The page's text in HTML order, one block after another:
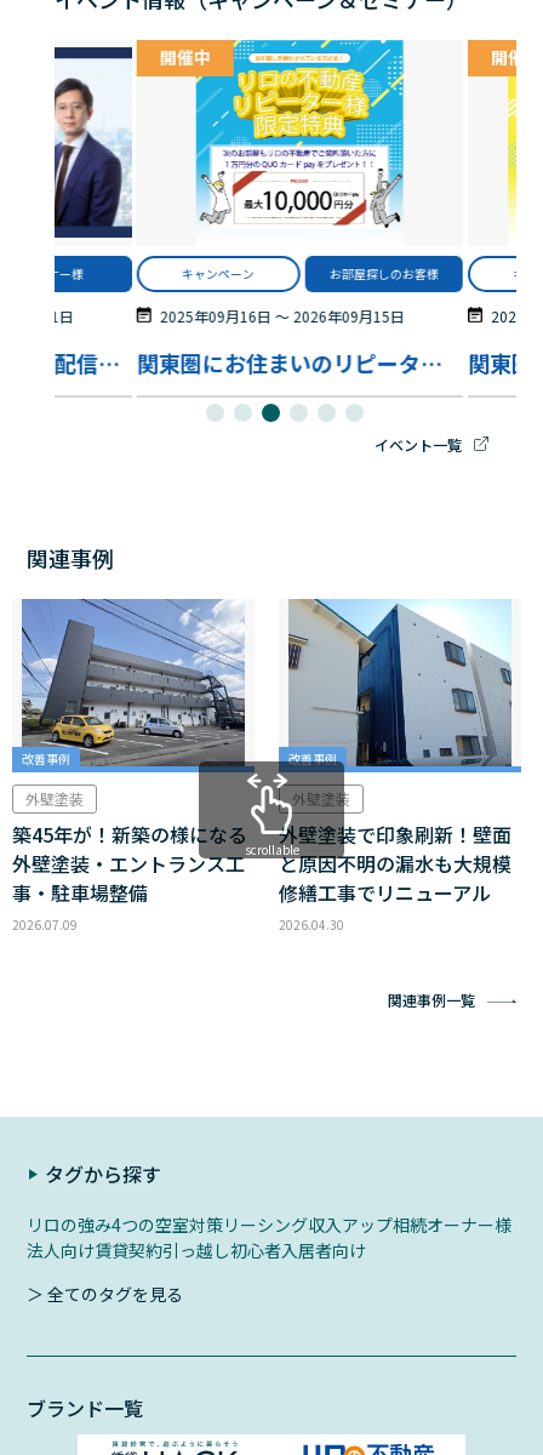
オーナー様
09月11日
【WEB 開催・アーカイブ配信あり】10年後に後悔しない資産戦略 ～贈与・NISAを活用して将来の選択肢を広げる考え方～
開催中
キャンペーン お部屋探しのお客様
2025年09月16日 〜2026年09月15日
関東圏にお住まいのリピーター様限定特典！
開催中
キャ
2025
イベント一覧
関連事例
改善事例
外壁塗装
築45年が！新築の様になる
外壁塗装・エントランス工
事・駐車場整備
2026.07.09
改善事例
外壁塗装
外壁塗装で印象刷新！壁面
と原因不明の漏水も大規模
修繕工事でリニューアル
2026.04.30
scrollable
関連事例一覧
タグから探す
リロの強み4つの空室対策リーシング収入アップ相続オーナー様
法人向け賃貸契約引っ越し初心者入居者向け
＞ 全てのタグを見る
ブランド一覧